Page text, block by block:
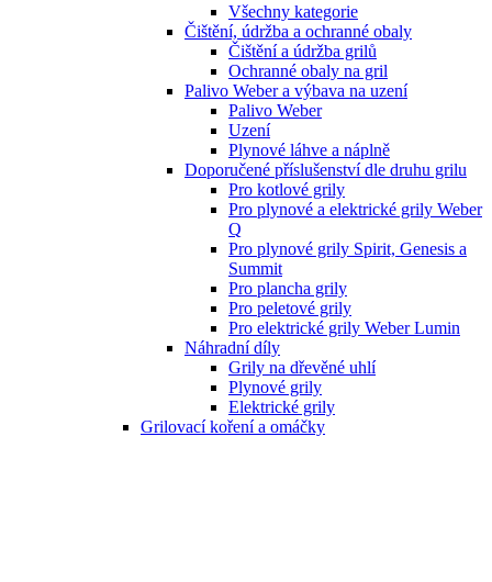
Všechny kategorie
Čištění, údržba a ochranné obaly
Čištění a údržba grilů
Ochranné obaly na gril
Palivo Weber a výbava na uzení
Palivo Weber
Uzení
Plynové láhve a náplně
Doporučené příslušenství dle druhu grilu
Pro kotlové grily
Pro plynové a elektrické grily Weber
Q
Pro plynové grily Spirit, Genesis a
Summit
Pro plancha grily
Pro peletové grily
Pro elektrické grily Weber Lumin
Náhradní díly
Grily na dřevěné uhlí
Plynové grily
Elektrické grily
Grilovací koření a omáčky